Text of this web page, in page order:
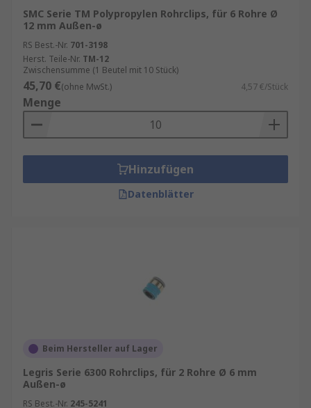
SMC Serie TM Polypropylen Rohrclips, für 6 Rohre Ø
12 mm Außen-ø
RS Best.-Nr. 701-3198
Herst. Teile-Nr. TM-12
Zwischensumme (1 Beutel mit 10 Stück)
45,70 €(ohne MwSt.) 4,57 €/Stück
Menge
Hinzufügen
Datenblätter
Beim Hersteller auf Lager
Legris Serie 6300 Rohrclips, für 2 Rohre Ø 6 mm
Außen-ø
RS Best.-Nr. 245-5241